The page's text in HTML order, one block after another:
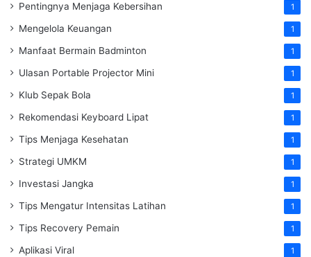
Pentingnya Menjaga Kebersihan 1
Mengelola Keuangan 1
Manfaat Bermain Badminton 1
Ulasan Portable Projector Mini 1
Klub Sepak Bola 1
Rekomendasi Keyboard Lipat 1
Tips Menjaga Kesehatan 1
Strategi UMKM 1
Investasi Jangka 1
Tips Mengatur Intensitas Latihan 1
Tips Recovery Pemain 1
Aplikasi Viral 1